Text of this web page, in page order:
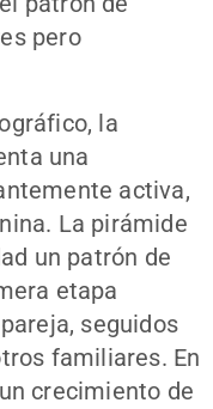
pero
la
una
activa,
La pirámide
un patrón de
etapa
seguidos
familiares. En
crecimiento de